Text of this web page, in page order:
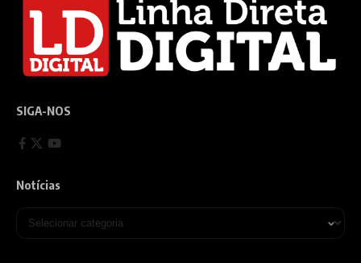
SIGA-NOS
Notícias